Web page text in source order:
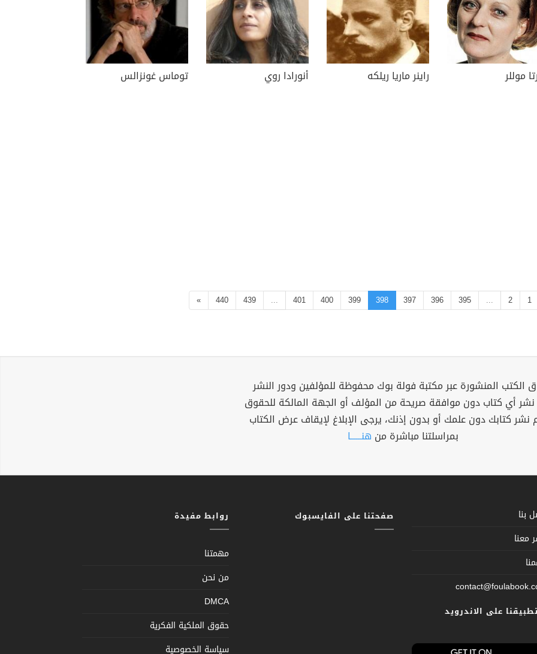
موللر راينر ماريا ريلكه أنورادا روي توماس غونزالس
1
2
...
395
396
397
398
399
400
401
...
439
440
»
الكتب المنشورة عبر مكتبة فولة بوك محفوظة للمؤلفين ودور النشر
نشر أي كتاب دون موافقة صريحة من المؤلف أو الجهة المالكة للحقوق
نشر كتابك دون علمك أو بدون إذنك، يرجى الإبلاغ لإيقاف عرض الكتاب
بمراسلتنا مباشرة من هنــــــا
بنا
معنا
على الاندرويد
صفحتنا على الفايسبوك روابط مفيدة
مهمتنا
من نحن
DMCA
حقوق الملكية الفكرية
سياسة الخصوصية